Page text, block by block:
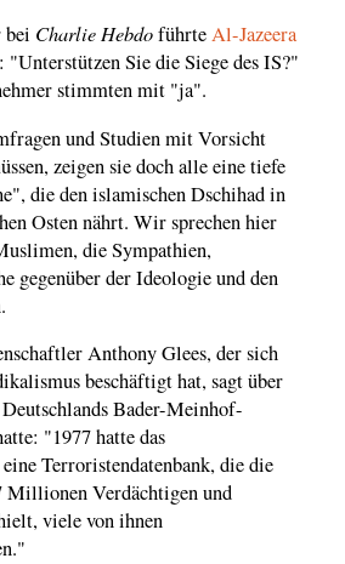
bei Charlie HebdoführteAl-Jazeera
Sie die Siege des IS?"
stimmten mit "ja".
und Studien mit Vorsicht
zeigen sie doch alle eine tiefe
die den islamischen Dschihad in
Osten nährt. Wir sprechen hier
die Sympathien,
gegenüber der Ideologie und den
Anthony Glees, der sich
beschäftigt hat, sagt über
Bader-Meinhof-
"1977 hatte das
Terroristendatenbank, die die
Millionen Verdächtigen und
viele von ihnen